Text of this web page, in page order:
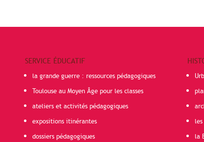
SERVICE ÉDUCATIF
la grande guerre : ressources pédagogiques
Toulouse au Moyen Âge pour les classes
ateliers et activités pédagogiques
expositions itinérantes
dossiers pédagogiques
la